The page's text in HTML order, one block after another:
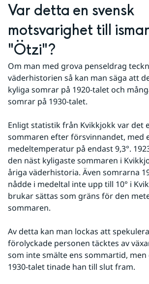
Var detta en svensk
motsvarighet till
"Ötzi"?
Om man med grova penseldrag
väderhistorien så kan man säga att
kyliga somrar på 1920-talet och
somrar på 1930-talet.
Enligt statistik från Kvikkjokk var det
sommaren efter försvinnandet, med
medeltemperatur på endast 9,3°.
den näst kyligaste sommaren i
åriga väderhistoria. Även somrarna
nådde i medeltal inte upp till 10° i
brukar sättas som gräns för den
sommaren.
Av detta kan man lockas att
förolyckade personen täcktes av
som inte smälte ens sommartid,
1930-talet tinade han till slut fram.